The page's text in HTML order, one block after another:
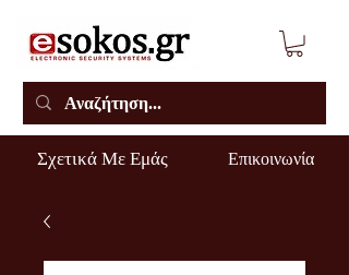
Επικοινωνία
Σχετικά Με Εμάς